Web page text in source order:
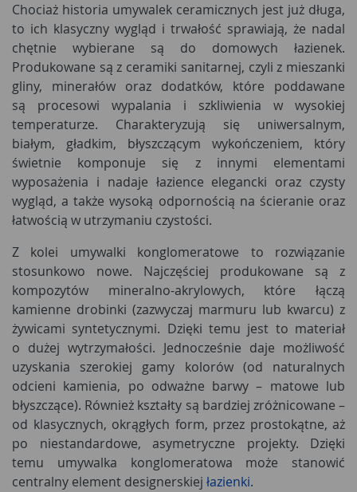
Chociaż historia umywalek ceramicznych jest już długa,
to ich klasyczny wygląd i trwałość sprawiają, że nadal
chętnie wybierane są do domowych łazienek.
Produkowane są z ceramiki sanitarnej, czyli z mieszanki
gliny, minerałów oraz dodatków, które poddawane
są procesowi wypalania i szkliwienia w wysokiej
temperaturze. Charakteryzują się uniwersalnym,
białym, gładkim, błyszczącym wykończeniem, który
świetnie komponuje się z innymi elementami
wyposażenia i nadaje łazience elegancki oraz czysty
wygląd, a także wysoką odpornością na ścieranie oraz
łatwością w utrzymaniu czystości.
Z kolei umywalki konglomeratowe to rozwiązanie
stosunkowo nowe. Najczęściej produkowane są z
kompozytów mineralno-akrylowych, które łączą
kamienne drobinki (zazwyczaj marmuru lub kwarcu) z
żywicami syntetycznymi. Dzięki temu jest to materiał
o dużej wytrzymałości. Jednocześnie daje możliwość
uzyskania szerokiej gamy kolorów (od naturalnych
odcieni kamienia, po odważne barwy – matowe lub
błyszczące). Również kształty są bardziej zróżnicowane –
od klasycznych, okrągłych form, przez prostokątne, aż
po niestandardowe, asymetryczne projekty. Dzięki
temu umywalka konglomeratowa może stanowić
centralny element designerskiej łazienki.